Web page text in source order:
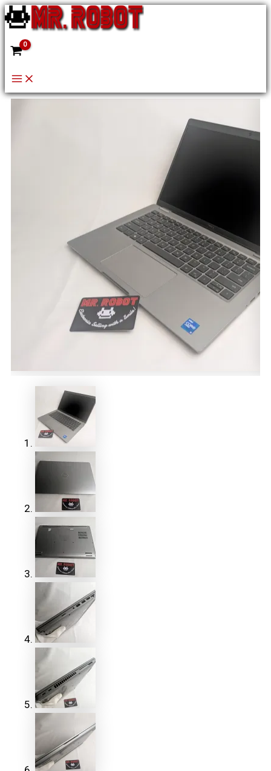
Перейти
до
вмісту